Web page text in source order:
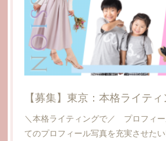
＼本格ライティングで／ プロフィ
てのプロフィール写真を充実させた